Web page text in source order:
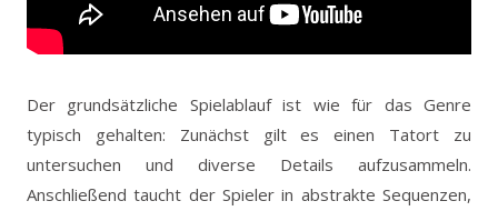
Der grundsätzliche Spielablauf ist wie für das Genre
typisch gehalten: Zunächst gilt es einen Tatort zu
untersuchen und diverse Details aufzusammeln.
Anschließend taucht der Spieler in abstrakte Sequenzen,